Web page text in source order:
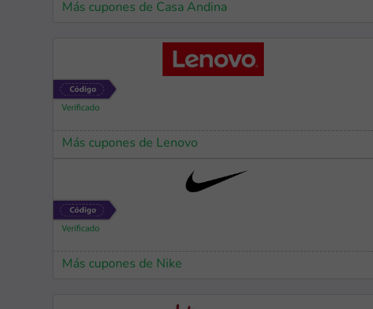
Más cupones de Casa Andina
Más cupones de Lenovo
Más cupones de Nike